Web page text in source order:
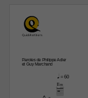
Paroles de Philippe Adler
et Guy Marchand
E‹
q = 60